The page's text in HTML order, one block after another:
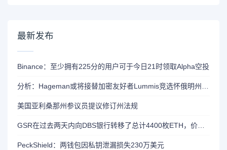
最新发布
Binance：至少拥有225分的用户可于今日21时领取Alpha空投
美国亚利桑那州参议员提议修订州法规
PeckShield：两钱包因私钥泄漏损失230万美元